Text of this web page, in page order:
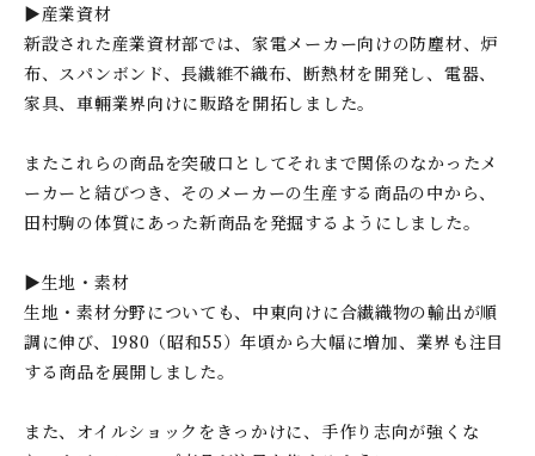
▶産業資材
新設された産業資材部では、家電メーカー向けの防塵材、炉
布、スパンボンド、長繊維不織布、断熱材を開発し、電器、
家具、車輛業界向けに販路を開拓しました。
またこれらの商品を突破口としてそれまで関係のなかったメ
ーカーと結びつき、そのメーカーの生産する商品の中から、
田村駒の体質にあった新商品を発掘するようにしました。
▶生地・素材
生地・素材分野についても、中東向けに合繊織物の輸出が順
調に伸び、1980（昭和55）年頃から大幅に増加、業界も注目
する商品を展開しました。
また、オイルショックをきっかけに、手作り志向が強くな